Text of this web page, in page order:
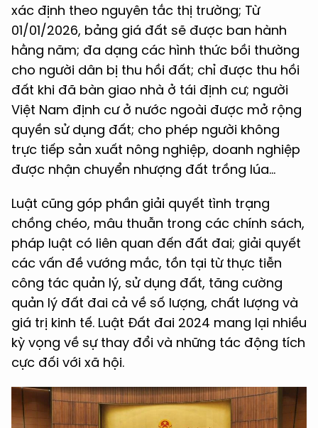
xác định theo nguyên tắc thị trường; Từ
01/01/2026, bảng giá đất sẽ được ban hành
hằng năm; đa dạng các hình thức bồi thường
cho người dân bị thu hồi đất; chỉ được thu hồi
đất khi đã bàn giao nhà ở tái định cư; người
Việt Nam định cư ở nước ngoài được mở rộng
quyền sử dụng đất; cho phép người không
trực tiếp sản xuất nông nghiệp, doanh nghiệp
được nhận chuyển nhượng đất trồng lúa…
Luật cũng góp phần giải quyết tình trạng
chồng chéo, mâu thuẫn trong các chính sách,
pháp luật có liên quan đến đất đai; giải quyết
các vấn đề vướng mắc, tồn tại từ thực tiễn
công tác quản lý, sử dụng đất, tăng cường
quản lý đất đai cả về số lượng, chất lượng và
giá trị kinh tế. Luật Đất đai 2024 mang lại nhiều
kỳ vọng về sự thay đổi và những tác động tích
cực đối với xã hội.